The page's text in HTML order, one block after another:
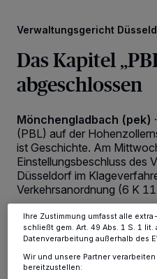
Verwaltungsgericht
Das Kapitel
abgeschlossen
Mönchengladbach (pek) ·
(PBL) auf der
ist Geschichte. Am
Einstellungsbeschluss des
Düsseldorf im
Verkehrsanordnung (6 K
Wir und unsere 218
personenbezogene Daten wie
Kennungen auf Ihrem Gerät zu.
verarbeiten Daten, um Ihnen
Zwecke. Wenn Tracker deaktiviert
Anzeigen möglicherweise nicht
dieses Menü jederzeit wieder
ändern oder Ihre Einwilligung zu
Einstellungen oder Ablehnen am
Ihre Einstellungen gelten innerhalb
Informationen finden Sie in
Ihre Zustimmung umfasst alle
schließt gem. Art. 49 Abs. 1 S. 1 lit.
Datenverarbeitung außerhalb des
Wir und unsere Partner
bereitzustellen: